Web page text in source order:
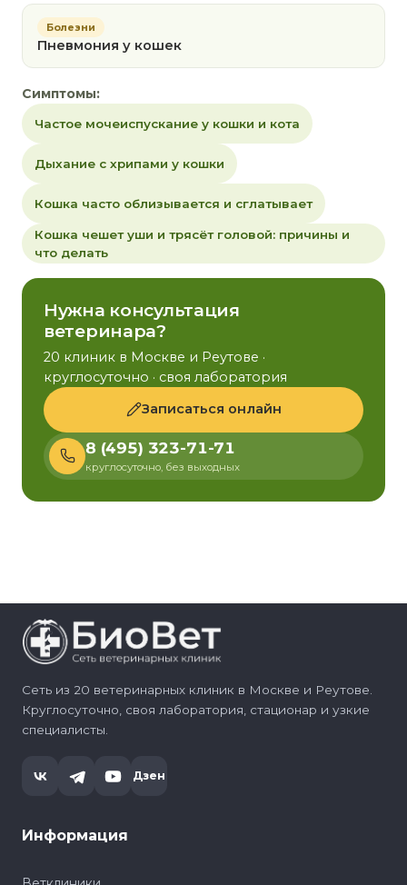
Болезни
Пневмония у кошек
Симптомы:
Частое мочеиспускание у кошки и кота
Дыхание с хрипами у кошки
Кошка часто облизывается и сглатывает
Кошка чешет уши и трясёт головой: причины и
что делать
Нужна консультация
ветеринара?
20 клиник в Москве и Реутове ·
круглосуточно · своя лаборатория
Записаться онлайн
8 (495) 323-71-71
круглосуточно, без выходных
Сеть из 20 ветеринарных клиник в Москве и Реутове.
Круглосуточно, своя лаборатория, стационар и узкие
специалисты.
Дзен
Информация